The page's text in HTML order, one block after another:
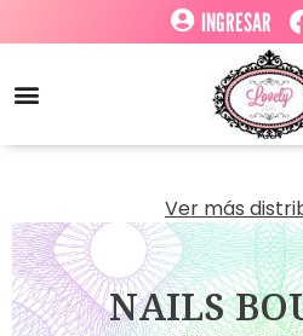
INGRESAR
Ver más
NAILS